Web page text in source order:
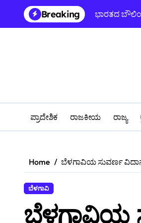
content
Breaking ಭಾರತದ
ಪ್ರಾದೇಶಿಕ ರಾಜಕೀಯ ರಾಜ್ಯ
Home ಬೆಳಗಾವಿಯ ಸುವರ್ಣ
ಬೆಳಗಾವಿ
ಬೆಳಗಾವಿಯ